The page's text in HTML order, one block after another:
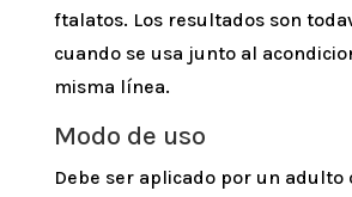
ftalatos. Los resultados son
cuando se usa junto al
misma línea.
Modo de uso
Debe ser aplicado por un adulto